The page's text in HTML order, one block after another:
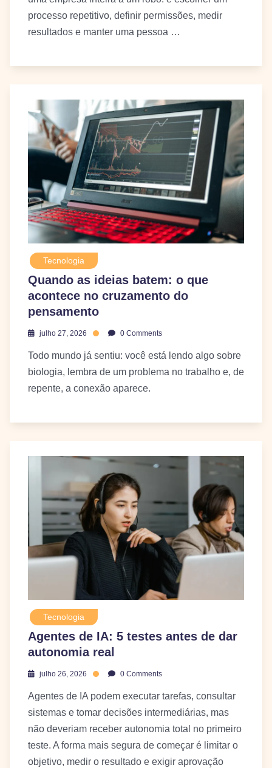
processo repetitivo, definir permissões, medir
resultados e manter uma pessoa …
Tecnologia
Quando as ideias batem: o que
acontece no cruzamento do
pensamento
julho 27, 2026 0 Comments
Todo mundo já sentiu: você está lendo algo sobre
biologia, lembra de um problema no trabalho e, de
repente, a conexão aparece.
Tecnologia
Agentes de IA: 5 testes antes de dar
autonomia real
julho 26, 2026 0 Comments
Agentes de IA podem executar tarefas, consultar
sistemas e tomar decisões intermediárias, mas
não deveriam receber autonomia total no primeiro
teste. A forma mais segura de começar é limitar o
objetivo, medir o resultado e exigir aprovação